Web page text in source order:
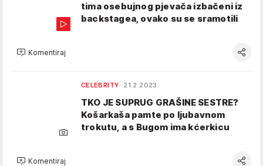
tima osebujnog pjevača izbačeni iz
backstagea, ovako su se sramotili
Komentiraj
CELEBRITY 21.2.2023.
TKO JE SUPRUG GRAŠINE SESTRE?
Košarkaša pamte po ljubavnom
trokutu, a s Bugom ima kćerkicu
Komentiraj